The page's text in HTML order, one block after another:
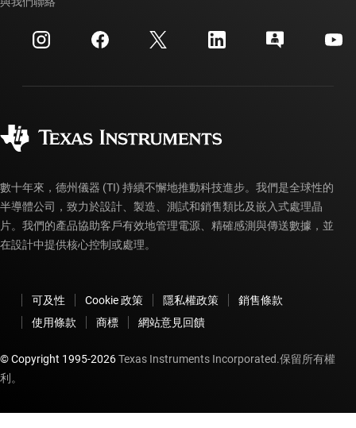
活動
投資人關系
客戶支援中心
myTI 帳戶常見問題解答
訂購 FAQ
數十年來，德州儀器 (TI) 持續不懈地推動科技進步。我們是全球性的
半導體公司，致力於設計、製造、測試和銷售類比及嵌入式處理晶
片。我們的產品協助客戶有效地管理電源、精確感測與傳送數據，並
在設計中提供核心控制或處理。
可及性 Cookie 政策 隱私權政策
銷售條款
使用條款
商標 網站意見回饋
© Copyright 1995-2026Texas Instruments Incorporated.保留所有權
利。